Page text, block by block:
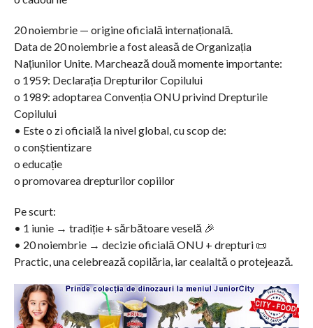
20 noiembrie — origine oficială internațională.
Data de 20 noiembrie a fost aleasă de Organizația
Națiunilor Unite. Marchează două momente importante:
o 1959: Declarația Drepturilor Copilului
o 1989: adoptarea Convenția ONU privind Drepturile
Copilului
• Este o zi oficială la nivel global, cu scop de:
o conștientizare
o educație
o promovarea drepturilor copiilor
Pe scurt:
• 1 iunie → tradiție + sărbătoare veselă 🎉
• 20 noiembrie → decizie oficială ONU + drepturi 📜
Practic, una celebrează copilăria, iar cealaltă o protejează.